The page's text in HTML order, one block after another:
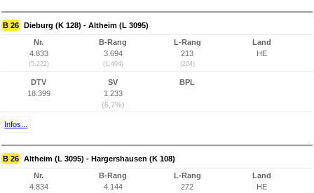
B 26 Dieburg (K 128) - Altheim (L 3095)
Nr.
4.833
(5.222)
B-Rang
3.694
(1.404)
L-Rang
213
(204)
Land
HE
DTV
18.399
SV
1.233
(6,7%)
BPL
Infos...
B 26 Altheim (L 3095) - Hargershausen (K 108)
Nr.
4.834
B-Rang
4.144
L-Rang
272
Land
HE